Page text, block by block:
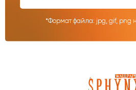
*Формат файла: jpg, gif, png